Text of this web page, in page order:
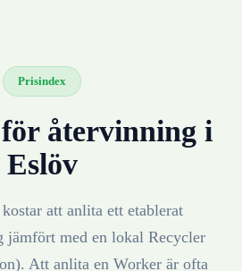
Prisindex
återvinning i
Eslöv
att anlita ett etablerat
jämfört med en lokal Recycler
Att anlita en Worker är ofta